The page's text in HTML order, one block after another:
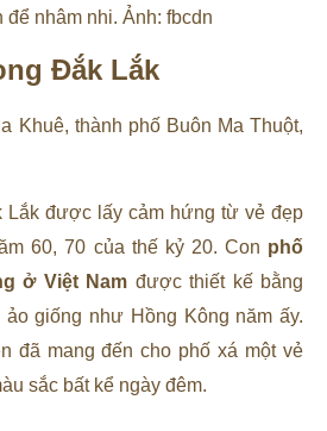
để nhâm nhi. Ảnh: fbcdn
Đắk Lắk
Khuê, thành phố Buôn Ma Thuột,
Lắk được lấy cảm hứng từ vẻ đẹp
60, 70 của thế kỷ 20. Con phố
ở Việt Nam được thiết kế bằng
ảo giống như Hồng Kông năm ấy.
đã mang đến cho phố xá một vẻ
sắc bất kể ngày đêm.